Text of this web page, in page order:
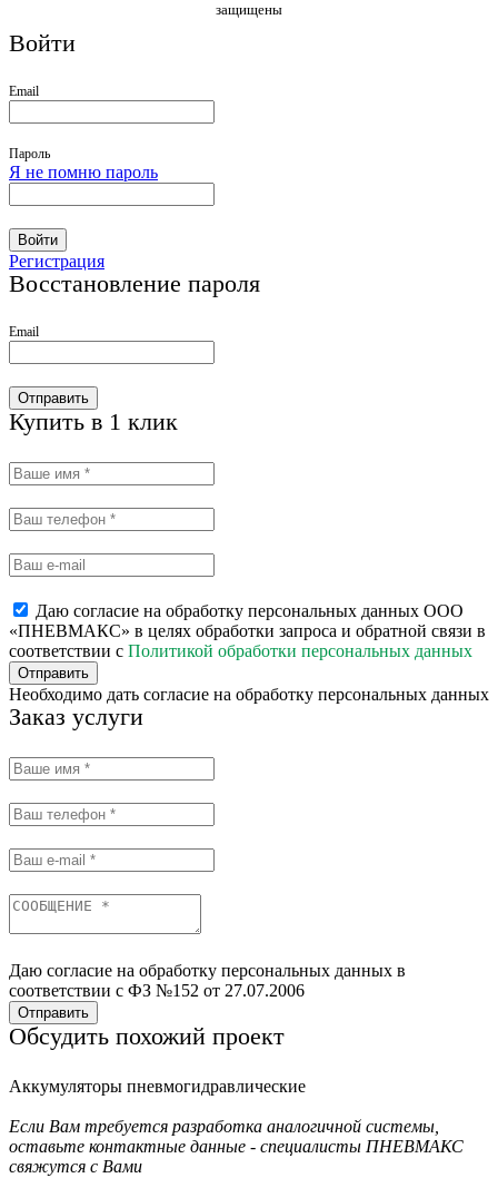
защищены
Войти
Email
Пароль
Я не помню пароль
Войти
Регистрация
Восстановление пароля
Email
Отправить
Купить в 1 клик
Даю согласие на обработку персональных данных ООО
«ПНЕВМАКС» в целях обработки запроса и обратной связи в
соответствии с Политикой обработки персональных данных
Отправить
Необходимо дать согласие на обработку персональных данных
Заказ услуги
Даю согласие на обработку персональных данных в
соответствии с ФЗ №152 от 27.07.2006
Отправить
Обсудить похожий проект
Аккумуляторы пневмогидравлические
Если Вам требуется разработка аналогичной системы,
оставьте контактные данные - специалисты ПНЕВМАКС
свяжутся с Вами